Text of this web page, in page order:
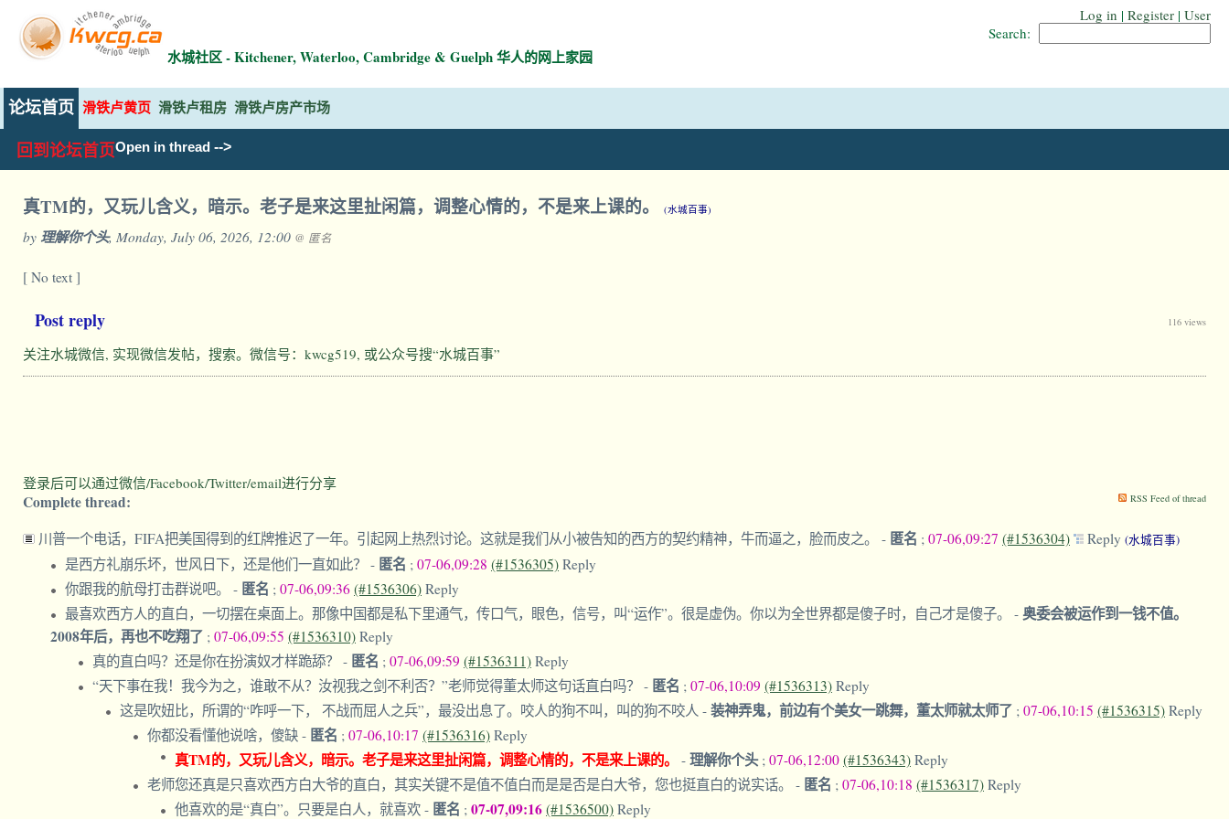
水城社区 - Kitchener, Waterloo, Cambridge & Guelph 华人的网上家园
Log in | Register | User
Search:
论坛首页 滑铁卢黄页 滑铁卢租房 滑铁卢房产市场
回到论坛首页Open in thread -->
真TM的，又玩儿含义，暗示。老子是来这里扯闲篇，调整心情的，不是来上课的。 (水城百事)
by 理解你个头, Monday, July 06, 2026, 12:00 @ 匿名
[ No text ]
Post reply 116 views
关注水城微信, 实现微信发帖，搜索。微信号：kwcg519, 或公众号搜“水城百事”
登录后可以通过微信/Facebook/Twitter/email进行分享
Complete thread: RSS Feed of thread
川普一个电话，FIFA把美国得到的红牌推迟了一年。引起网上热烈讨论。这就是我们从小被告知的西方的契约精神，牛而逼之，脸而皮之。 - 匿名 ; 07-06,09:27 (#1536304) Reply (水城百事)
是西方礼崩乐坏，世风日下，还是他们一直如此？ - 匿名 ; 07-06,09:28 (#1536305) Reply
你跟我的航母打击群说吧。 - 匿名 ; 07-06,09:36 (#1536306) Reply
最喜欢西方人的直白，一切摆在桌面上。那像中国都是私下里通气，传口气，眼色，信号，叫“运作”。很是虚伪。你以为全世界都是傻子时，自己才是傻子。 - 奥委会被运作到一钱不值。
2008年后，再也不吃翔了 ; 07-06,09:55 (#1536310) Reply
真的直白吗？还是你在扮演奴才样跪舔？ - 匿名 ; 07-06,09:59 (#1536311) Reply
“天下事在我！我今为之，谁敢不从？汝视我之剑不利否？”老师觉得董太师这句话直白吗？ - 匿名 ; 07-06,10:09 (#1536313) Reply
这是吹妞比，所谓的“咋呼一下， 不战而屈人之兵”，最没出息了。咬人的狗不叫，叫的狗不咬人 - 装神弄鬼，前边有个美女一跳舞，董太师就太师了 ; 07-06,10:15 (#1536315) Reply
你都没看懂他说啥，傻缺 - 匿名 ; 07-06,10:17 (#1536316) Reply
真TM的，又玩儿含义，暗示。老子是来这里扯闲篇，调整心情的，不是来上课的。 - 理解你个头 ; 07-06,12:00 (#1536343) Reply
老师您还真是只喜欢西方白大爷的直白，其实关键不是值不值白而是是否是白大爷，您也挺直白的说实话。 - 匿名 ; 07-06,10:18 (#1536317) Reply
他喜欢的是“真白”。只要是白人，就喜欢 - 匿名 ; 07-07,09:16 (#1536500) Reply